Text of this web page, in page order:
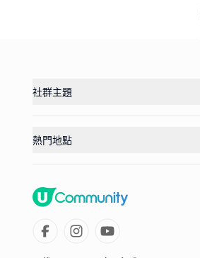
社群主題
熱門地點